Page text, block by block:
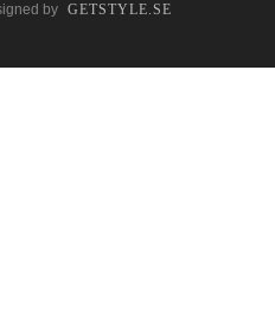
by GETSTYLE.SE